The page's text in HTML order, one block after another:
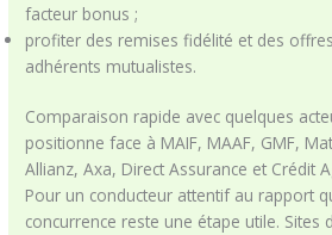
facteur bonus ;
profiter des remises fidélité et des
adhérents mutualistes.
Comparaison rapide avec quelques
positionne face à MAIF, MAAF, GMF,
Allianz, Axa, Direct Assurance et Crédit
Pour un conducteur attentif au rapport
concurrence reste une étape utile. Sites